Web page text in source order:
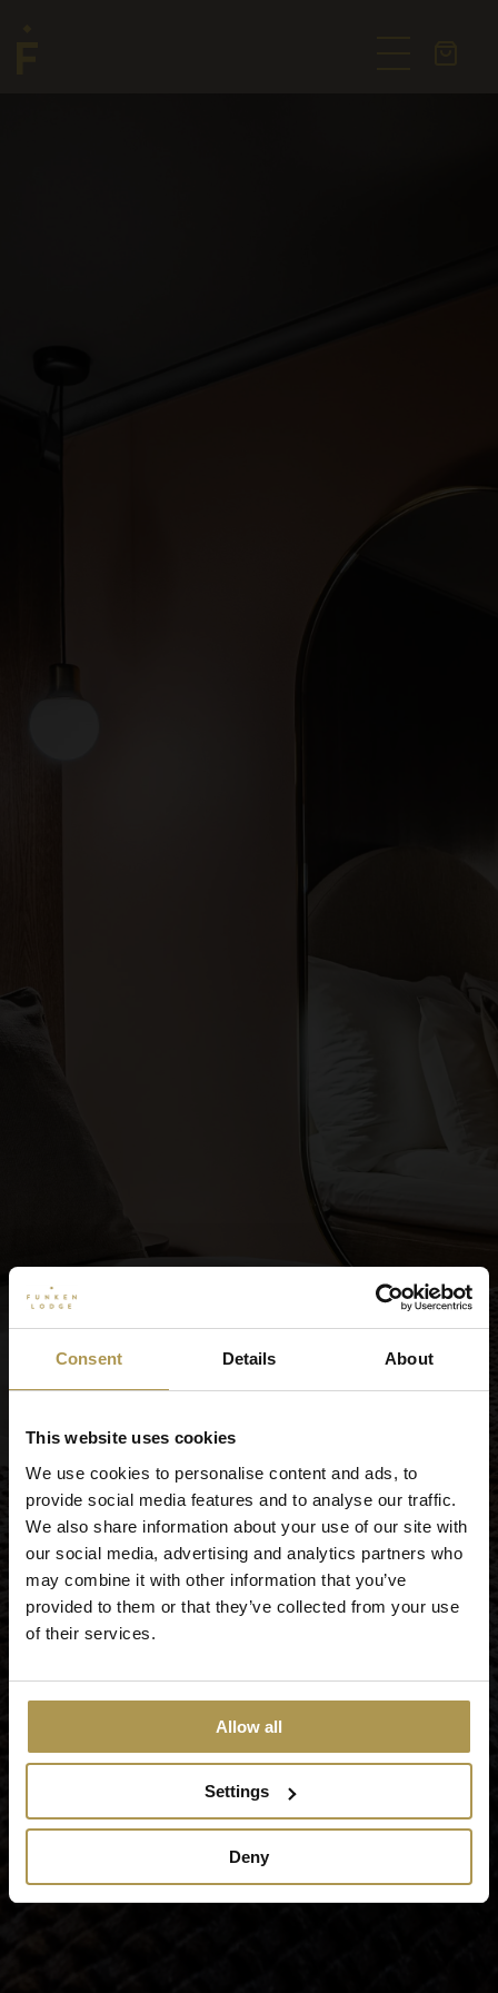
Consent Details About
This website uses cookies
We use cookies to personalise content and ads, to
provide social media features and to analyse our traffic.
We also share information about your use of our site with
our social media, advertising and analytics partners who
may combine it with other information that you’ve
provided to them or that they’ve collected from your use
of their services.
Allow all
Settings
Deny